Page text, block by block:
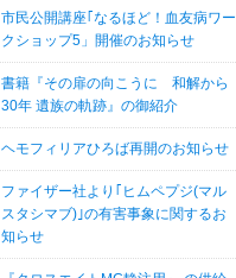
市民公開講座｢なるほど！血友病ワー
クショップ5」開催のお知らせ
書籍『その扉の向こうに 和解から
30年 遺族の軌跡』の御紹介
ヘモフィリアひろば再開のお知らせ
ファイザー社より｢ヒムペプジ(マル
スタシマブ)｣の有害事象に関するお
知らせ